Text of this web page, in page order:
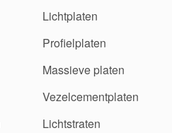
Lichtplaten
Profielplaten
Massieve platen
Vezelcementplaten
Lichtstraten